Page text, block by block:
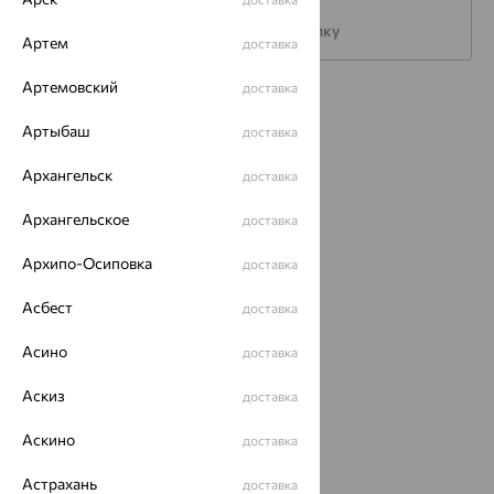
Подписаться на рассылку
Покупателям
О нас
Магазины и доставка г. Липецк
еще 3
Другие города
Заказать звонок
Артем доставка
Артемовский доставка
Артыбаш доставка
Архангельск доставка
Архангельское доставка
Архипо-Осиповка доставка
Асбест доставка
Асино доставка
Аскиз доставка
Аскино доставка
Астрахань доставка